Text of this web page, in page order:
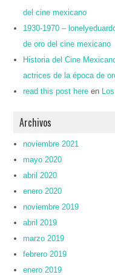
del cine mexicano
1930-1970 –
de oro del cine mexicano
Historia del Cine
actrices de la época de
read this post here en
Archivos
noviembre 2021
mayo 2020
abril 2020
enero 2020
noviembre 2019
abril 2019
marzo 2019
febrero 2019
enero 2019